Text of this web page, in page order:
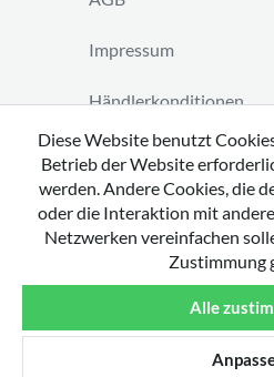
Impressum
Händlerkonditionen
Vertrag widerrufen
Diese Website benutzt
Betrieb der Website
werden. Andere Cookies, die
oder die Interaktion mit
Netzwerken vereinfachen
Zustimmung